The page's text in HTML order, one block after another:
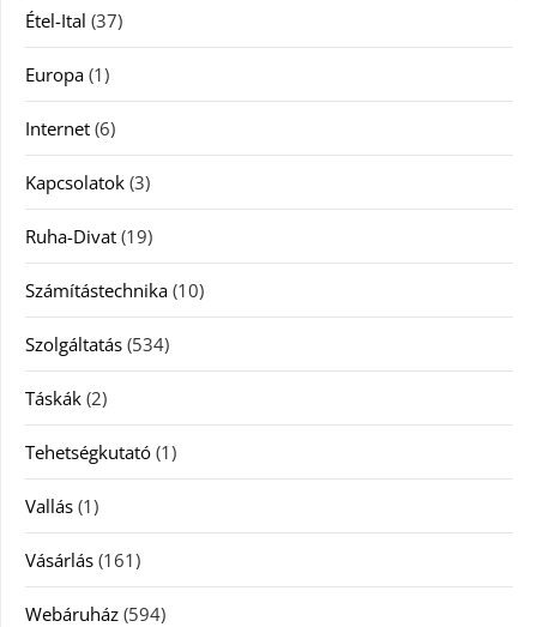
Étel-Ital (37)
Europa (1)
Internet (6)
Kapcsolatok (3)
Ruha-Divat (19)
Számítástechnika (10)
Szolgáltatás (534)
Táskák (2)
Tehetségkutató (1)
Vallás (1)
Vásárlás (161)
Webáruház (594)